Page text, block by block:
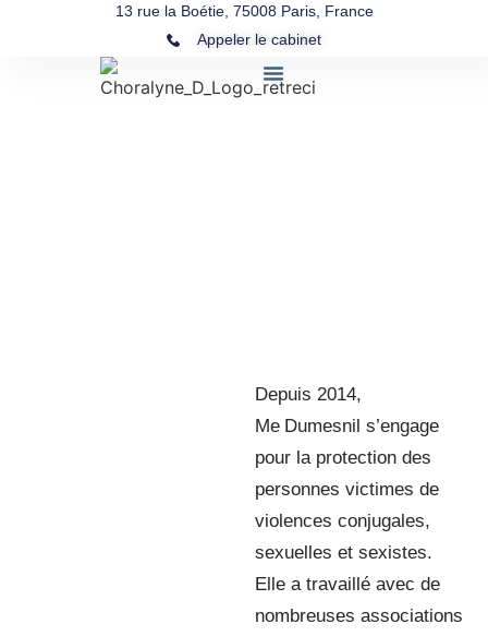
13 rue la Boétie, 75008 Paris, France
Appeler le cabinet
Depuis 2014,
Me Dumesnil s’engage
pour la protection des
personnes victimes de
violences conjugales,
sexuelles et sexistes.
Elle a travaillé avec de
nombreuses associations